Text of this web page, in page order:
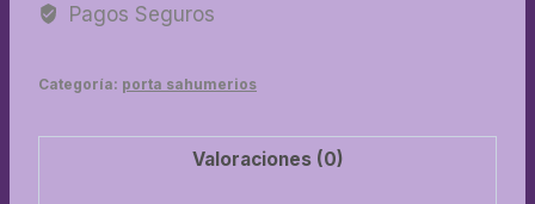
frase
cantidad
Pagos Seguros
Categoría: porta sahumerios
Valoraciones (0)